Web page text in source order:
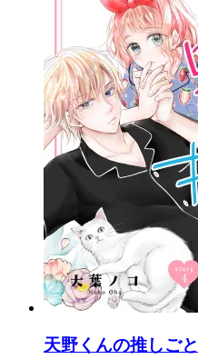
天野くんの推しご